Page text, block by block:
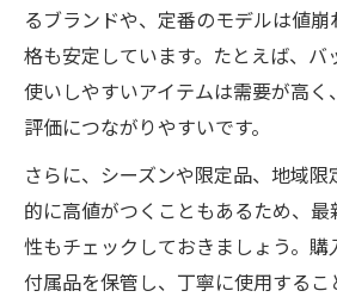
るブランドや、定番のモデルは値
格も安定しています。たとえば、バ
使いしやすいアイテムは需要が高
評価につながりやすいです。
さらに、シーズンや限定品、地域
的に高値がつくこともあるため、
性もチェックしておきましょう。
付属品を保管し、丁寧に使用する